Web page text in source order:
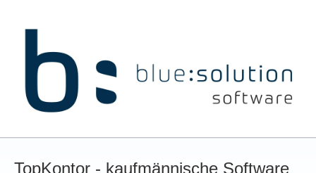
TopKontor - kaufmännische Software